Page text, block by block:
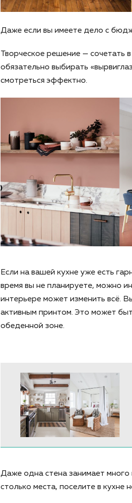
Даже если вы имеете дело с
Творческое решение — сочетать
обязательно выбирать
смотреться эффектно.
Если на вашей кухне уже есть
время вы не планируете, можно
интерьере может изменить всё.
активным принтом. Это может
обеденной зоне.
Даже одна стена занимает много
столько места, поселите в кухне